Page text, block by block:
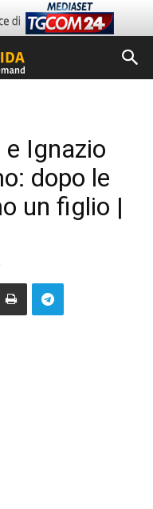
e Ignazio
dopo le
un figlio |